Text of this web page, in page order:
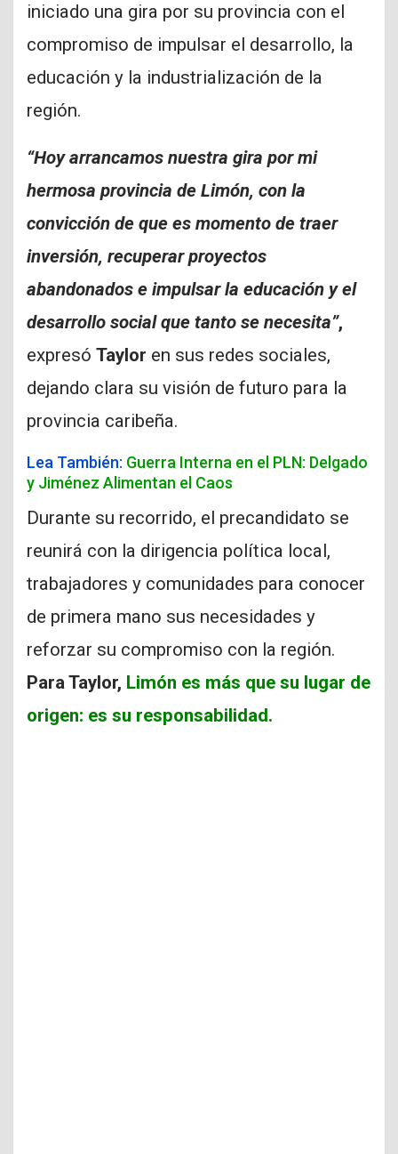
iniciado una gira por su provincia con el
compromiso de impulsar el desarrollo, la
educación y la industrialización de la
región.
“Hoy arrancamos nuestra gira por mi
hermosa provincia de Limón, con la
convicción de que es momento de traer
inversión, recuperar proyectos
abandonados e impulsar la educación y el
desarrollo social que tanto se necesita”,
expresó Taylor en sus redes sociales,
dejando clara su visión de futuro para la
provincia caribeña.
Lea También: Guerra Interna en el PLN: Delgado
y Jiménez Alimentan el Caos
Durante su recorrido, el precandidato se
reunirá con la dirigencia política local,
trabajadores y comunidades para conocer
de primera mano sus necesidades y
reforzar su compromiso con la región.
Para Taylor, Limón es más que su lugar de
origen: es su responsabilidad.